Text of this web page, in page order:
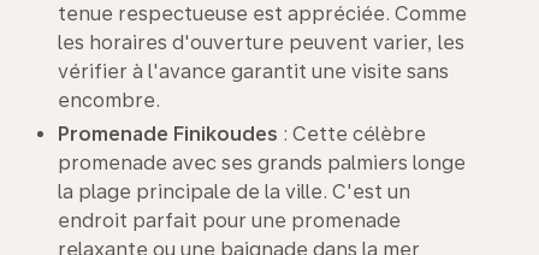
tenue respectueuse est appréciée. Comme
les horaires d'ouverture peuvent varier, les
vérifier à l'avance garantit une visite sans
encombre.
Promenade Finikoudes : Cette célèbre
promenade avec ses grands palmiers longe
la plage principale de la ville. C'est un
endroit parfait pour une promenade
relaxante ou une baignade dans la mer